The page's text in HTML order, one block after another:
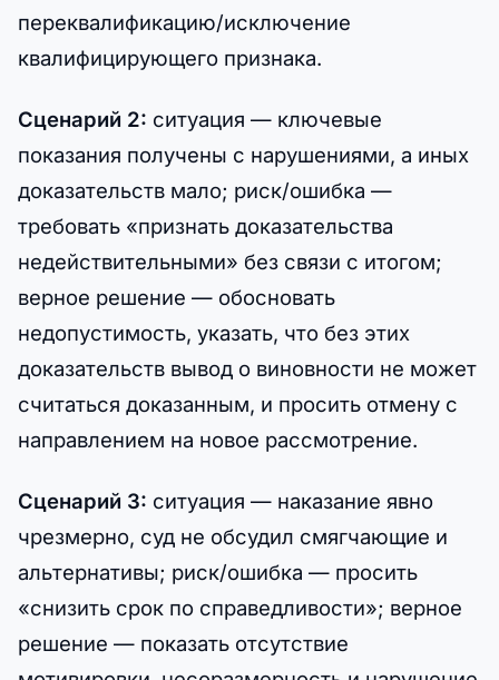
переквалификацию/исключение
квалифицирующего признака.
Сценарий 2: ситуация — ключевые
показания получены с нарушениями, а иных
доказательств мало; риск/ошибка —
требовать «признать доказательства
недействительными» без связи с итогом;
верное решение — обосновать
недопустимость, указать, что без этих
доказательств вывод о виновности не может
считаться доказанным, и просить отмену с
направлением на новое рассмотрение.
Сценарий 3: ситуация — наказание явно
чрезмерно, суд не обсудил смягчающие и
альтернативы; риск/ошибка — просить
«снизить срок по справедливости»; верное
решение — показать отсутствие